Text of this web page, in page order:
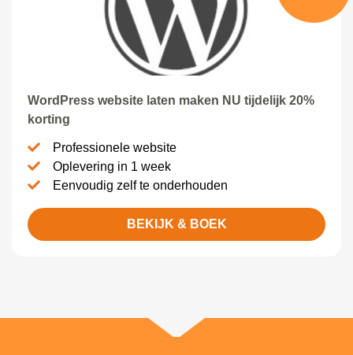
WordPress website laten maken NU tijdelijk 20%
korting
Professionele website
Oplevering in 1 week
Eenvoudig zelf te onderhouden
BEKIJK & BOEK